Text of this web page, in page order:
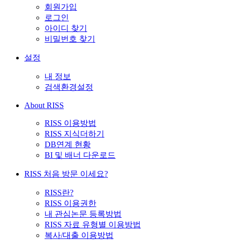
회원가입
로그인
아이디 찾기
비밀번호 찾기
설정
내 정보
검색환경설정
About RISS
RISS 이용방법
RISS 지식더하기
DB연계 현황
BI 및 배너 다운로드
RISS 처음 방문 이세요?
RISS란?
RISS 이용권한
내 관심논문 등록방법
RISS 자료 유형별 이용방법
복사/대출 이용방법